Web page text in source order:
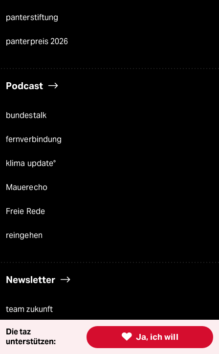
panterstiftung
panterpreis 2026
Podcast
bundestalk
fernverbindung
klima update°
Mauerecho
Freie Rede
reingehen
Newsletter
team zukunft
taz frisch  Ja, ich will
Die taz
unterstützen: